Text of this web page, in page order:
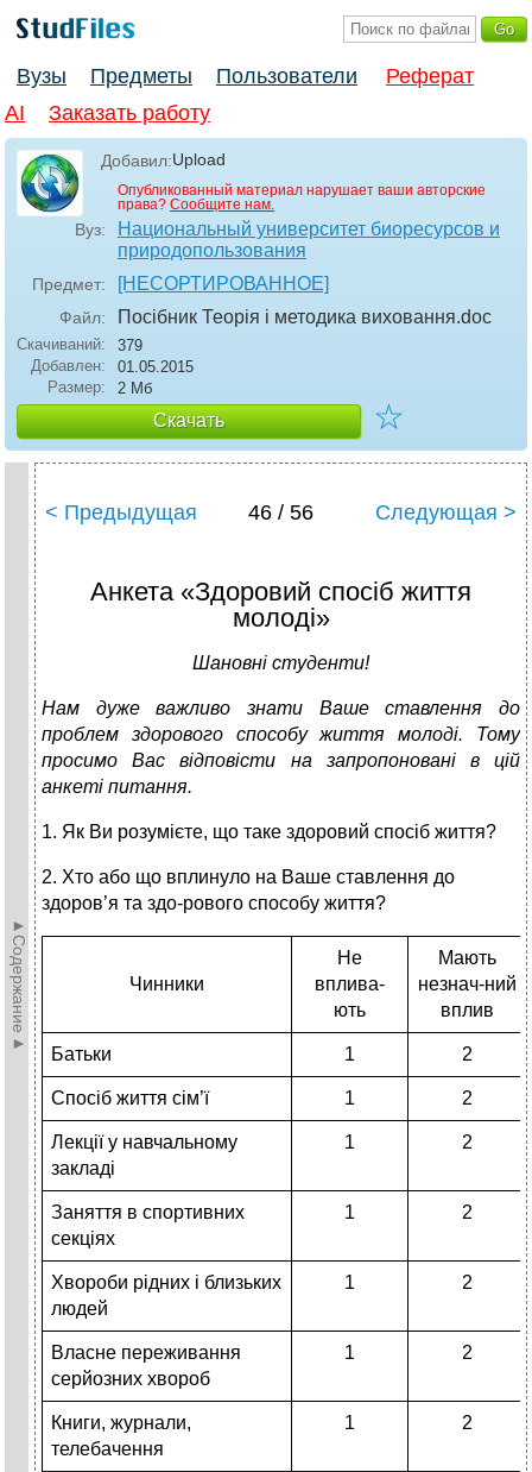
Вузы Предметы Пользователи
Реферат
AI
Заказать работу
Добавил:Upload
Опубликованный материал нарушает ваши авторские
права? Сообщите нам.
Вуз:
Национальный университет биоресурсов и
природопользования
Предмет: [НЕСОРТИРОВАННОЕ]
Файл: Посібник Теорія і методика виховання.doc
Скачиваний:
379
Добавлен:
01.05.2015
Размер:
2 Мб
Скачать ☆
►Содержание►
< Предыдущая 46 / 56 Следующая >
Анкета «Здоровий спосіб життя
молоді»
Шановні студенти!
Нам дуже важливо знати Ваше ставлення до
проблем здорового
способу життя молоді. Тому
просимо Вас відповісти на запропонованів цій
анкеті питання.
1. Як Ви розумієте, що таке здоровий спосіб життя?
2. Хто або що вплинуло на Ваше ставлення до
здоров’я та здо-рового способу життя?
Чинники
Не
вплива-
ють
Мають
незнач-ний
вплив
Батьки 1 2
Спосіб життя сім’ї 1 2
Лекції у навчальному
закладі
1 2
Заняття в спортивних
секціях
1 2
Хвороби рідних і близьких
людей
1 2
Власне переживання
серйозних хвороб
1 2
Книги, журнали,
телебачення
1 2